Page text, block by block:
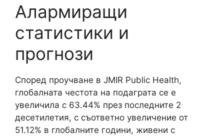
Алармиращи
статистики и
прогнози
Според проучване в JMIR Public Health,
глобалната честота на подаграта се е
увеличила с 63.44% през последните 2
десетилетия, с съответно увеличение от
51.12% в глобалните години, живени с